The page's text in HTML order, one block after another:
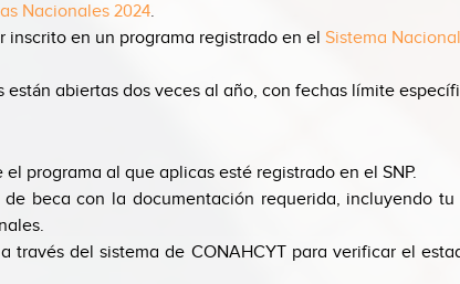
Nacionales 2024.
inscrito en un programa registrado en el Sistema
están abiertas dos veces al año, con fechas límite
programa al que aplicas esté registrado en el SNP.
beca con la documentación requerida, incluyendo tu
través del sistema de CONAHCYT para verificar el